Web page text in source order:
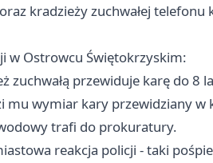
kradzieży zuchwałej
w Ostrowcu Świętokrzyskim:
zuchwałą przewiduje karę do 8
mu wymiar kary przewidziany w
trafi do prokuratury.
reakcja policji - taki